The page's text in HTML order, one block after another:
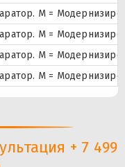
М =
М =
М =
М =
+ 7 499